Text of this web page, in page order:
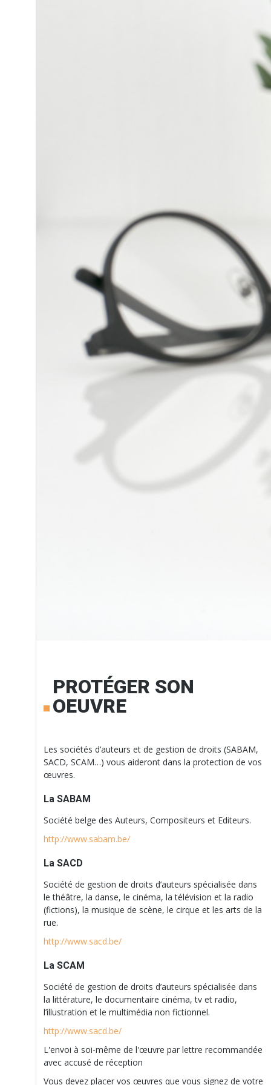
PROTÉGER SON
OEUVRE
Les sociétés d’auteurs et de gestion de droits (SABAM,
SACD, SCAM…) vous aideront dans la protection de vos
œuvres.
La SABAM
Société belge des Auteurs, Compositeurs et Editeurs.
http://www.sabam.be/
La SACD
Société de gestion de droits d’auteurs spécialisée dans
le théâtre, la danse, le cinéma, la télévision et la radio
(fictions), la musique de scène, le cirque et les arts de la
rue.
http://www.sacd.be/
La SCAM
Société de gestion de droits d’auteurs spécialisée dans
la littérature, le documentaire cinéma, tv et radio,
l’illustration et le multimédia non fictionnel.
http://www.sacd.be/
L'envoi à soi-même de l'œuvre par lettre recommandée
avec accusé de réception
Vous devez placer vos œuvres que vous signez de votre